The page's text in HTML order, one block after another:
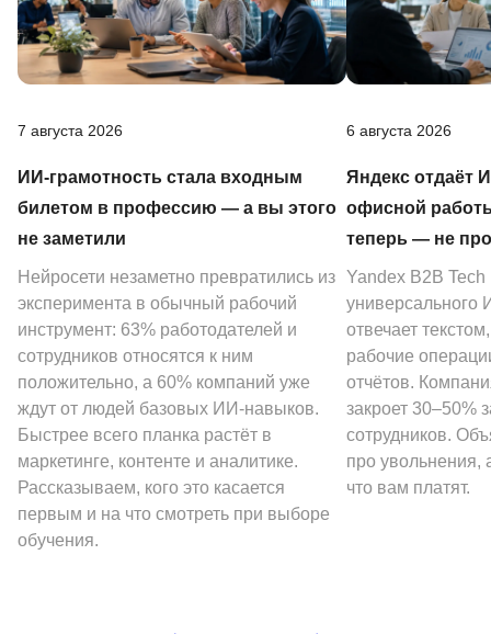
7 августа 2026
ИИ-грамотность стала входным
билетом в профессию — а вы этого
не заметили
Нейросети незаметно превратились из
эксперимента в обычный рабочий
инструмент: 63% работодателей и
сотрудников относятся к ним
положительно, а 60% компаний уже
ждут от людей базовых ИИ-навыков.
Быстрее всего планка растёт в
маркетинге, контенте и аналитике.
Рассказываем, кого это касается
первым и на что смотреть при выборе
обучения.
6 августа 2026
Яндекс отдаёт
офисной
теперь — не
Yandex B2B Tech
универсального
отвечает
рабочие
отчётов.
закроет 30–50%
сотрудников.
про увольнения,
что вам платят.